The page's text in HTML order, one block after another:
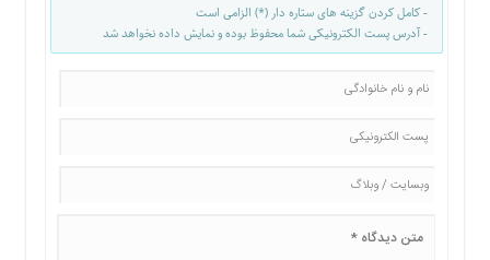
- کامل کردن گزینه های ستاره دار (*) الزامی است
- آدرس پست الکترونیکی شما محفوظ بوده و نمایش داده نخواهد شد